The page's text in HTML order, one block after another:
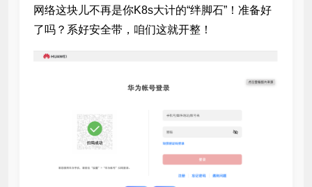
网络这块儿不再是你K8s大计的“绊脚石”！准备好
了吗？系好安全带，咱们这就开整！